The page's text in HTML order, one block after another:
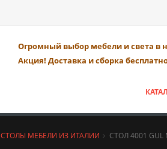
Огромный выбор мебели и света в
Акция! Доставка и сборка
СТОЛЫ МЕБЕЛИ ИЗ ИТАЛИИ СТОЛ 4001 GUL